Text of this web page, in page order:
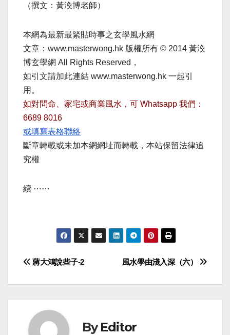
（撰文：黃渙博老師）
本網為最新最緊貼時事之玄學風水網
文章：www.masterwong.hk 版權所有 © 2014 黃渙
博玄學網 All Rights Reserved，
如引文請加此連結 www.masterwong.hk 一起引
用。
如對問命、家宅或商業風水，可 Whatsapp 我們：
6689 8016
或填寫表格聯絡
斷章轉載或未加本網網址而轉載，本站保留法律追
究權
續 ⋯⋯
Post
navigation
風水學由淺入深（六）
蔣大鴻說些子-2
ByEditor